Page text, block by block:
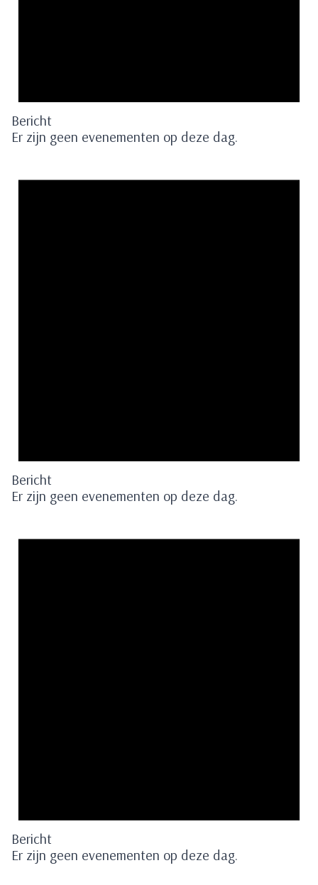
Bericht
Er zijn geen evenementen op deze dag.
Bericht
Er zijn geen evenementen op deze dag.
Bericht
Er zijn geen evenementen op deze dag.